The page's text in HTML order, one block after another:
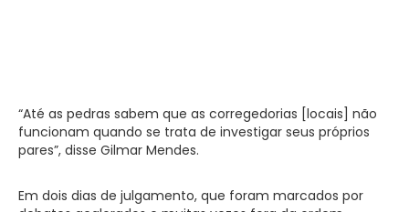
“Até as pedras sabem que as corregedorias [locais] não
funcionam quando se trata de investigar seus próprios
pares”, disse Gilmar Mendes.
Em dois dias de julgamento, que foram marcados por